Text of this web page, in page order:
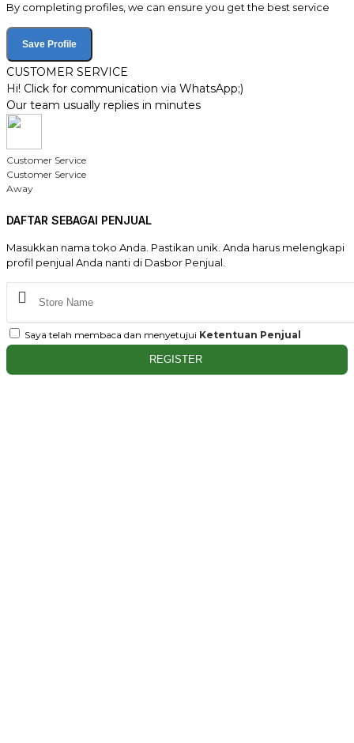
By completing profiles, we can ensure you get the best service
Save Profile
CUSTOMER SERVICE
Hi! Click for communication via WhatsApp;)
Our team usually replies in minutes
Customer Service
Customer Service
Away
DAFTAR SEBAGAI PENJUAL
Masukkan nama toko Anda. Pastikan unik. Anda harus melengkapi
profil penjual Anda nanti di Dasbor Penjual.
Saya telah membaca dan menyetujui Ketentuan Penjual
REGISTER